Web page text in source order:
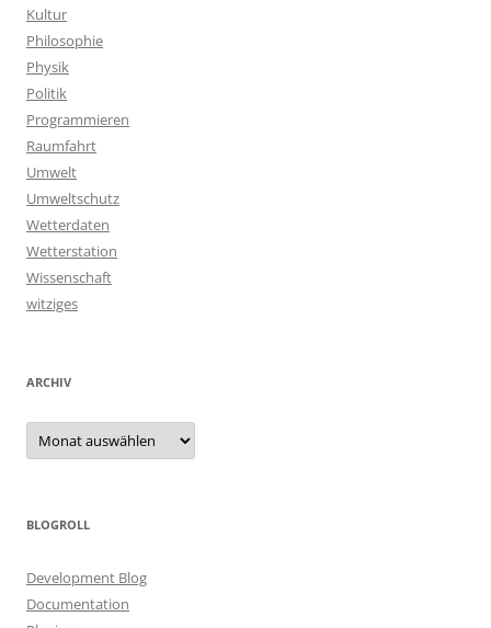
Kultur
Philosophie
Physik
Politik
Programmieren
Raumfahrt
Umwelt
Umweltschutz
Wetterdaten
Wetterstation
Wissenschaft
witziges
ARCHIV
Archiv
BLOGROLL
Development Blog
Documentation